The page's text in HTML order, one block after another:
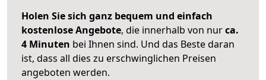
Holen Sie sich ganz bequem und einfach
kostenlose Angebote, die innerhalb von nurca.
4 Minuten bei Ihnen sind. Und das Beste daran
ist, dass all dies zu erschwinglichen Preisen
angeboten werden.